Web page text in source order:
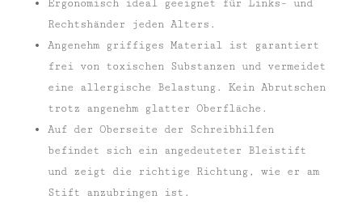
Ergonomisch ideal geeignet für Links- und
Rechtshänder jeden Alters.
Angenehm griffiges Material ist garantiert
frei von toxischen Substanzen und vermeidet
eine allergische Belastung. Kein Abrutschen
trotz angenehm glatter Oberfläche.
Auf der Oberseite der Schreibhilfen
befindet sich ein angedeuteter Bleistift
und zeigt die richtige Richtung, wie er am
Stift anzubringen ist.